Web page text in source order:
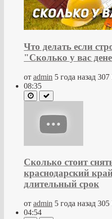
Что делать если
"Сколько у вас
от admin 5 года назад 307
08:35
Сколько стоит
краснодарский
длительный срок
от admin 5 года назад 305
04:54